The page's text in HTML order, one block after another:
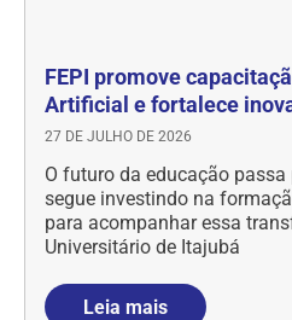
FEPI promove
Artificial e fortalece
27 DE JULHO DE 2026
O futuro da educação passa
segue investindo na
para acompanhar essa
Universitário de Itajubá
Leia mais